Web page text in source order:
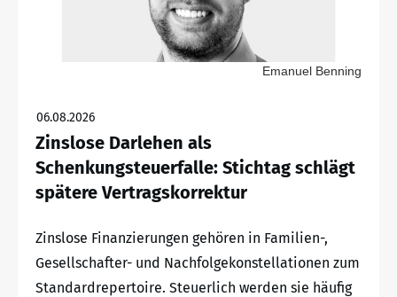
Emanuel Benning
06.08.2026
Zinslose Darlehen als
Schenkungsteuerfalle: Stichtag schlägt
spätere Vertragskorrektur
Zinslose Finanzierungen gehören in Familien-,
Gesellschafter- und Nachfolgekonstellationen zum
Standardrepertoire. Steuerlich werden sie häufig